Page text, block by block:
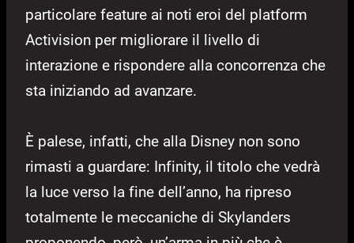
particolare feature ai noti eroi del platform
Activision per migliorare il livello di
interazione e rispondere alla concorrenza che
sta iniziando ad avanzare.
È palese, infatti, che alla Disney non sono
rimasti a guardare: Infinity, il titolo che vedrà
la luce verso la fine dell’anno, ha ripreso
totalmente le meccaniche di Skylanders